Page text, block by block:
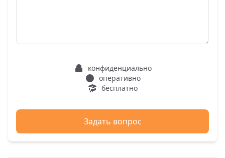
конфиденциально
оперативно
бесплатно
Задать вопрос